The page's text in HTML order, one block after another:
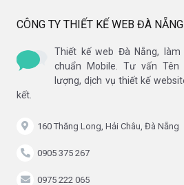
CÔNG TY THIẾT KẾ WEB ĐÀ
Thiết kế web Đà Nẵng, làm
chuẩn Mobile. Tư vấn Tên
lượng, dịch vụ thiết kế
kết.
160 Thăng Long, Hải Châu, Đà Nẵng
0905 375 267
0975 222 065